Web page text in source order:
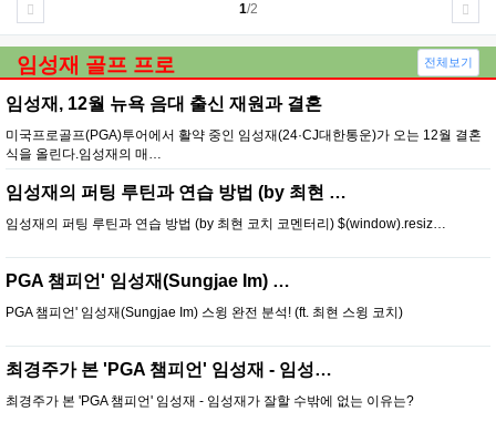
1/2
임성재 골프 프로
임성재, 12월 뉴욕 음대 출신 재원과 결혼
미국프로골프(PGA)투어에서 활약 중인 임성재(24·CJ대한통운)가 오는 12월 결혼
식을 올린다.임성재의 매…
임성재의 퍼팅 루틴과 연습 방법 (by 최현 …
임성재의 퍼팅 루틴과 연습 방법 (by 최현 코치 코멘터리) $(window).resiz…
PGA 챔피언' 임성재(Sungjae Im) …
PGA 챔피언' 임성재(Sungjae Im) 스윙 완전 분석! (ft. 최현 스윙 코치)
최경주가 본 'PGA 챔피언' 임성재 - 임성…
최경주가 본 'PGA 챔피언' 임성재 - 임성재가 잘할 수밖에 없는 이유는?
전체보기